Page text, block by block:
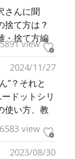
さんに聞
捨て方は？
・捨て方編
view
2024/11/27
”？それと
ードットシリ
使い方、教
view
2023/08/30